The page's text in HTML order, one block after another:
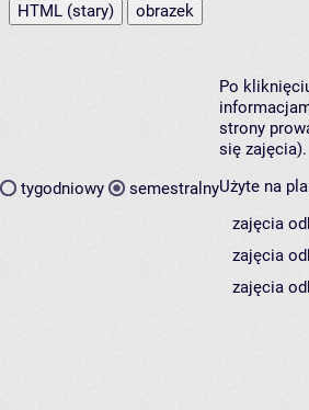
HTML (stary)
obrazek
tygodniowy semestralny
Po
strony
się zajęcia).
Użyte na
zajęcia
zajęcia
zajęcia